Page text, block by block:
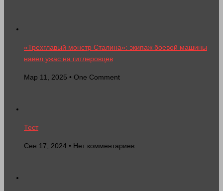
«Трехглавый монстр Сталина»: экипаж боевой машины
навел ужас на гитлеровцев
Мар 11, 2025 • One Comment
Тест
Сен 17, 2024 • Нет комментариев